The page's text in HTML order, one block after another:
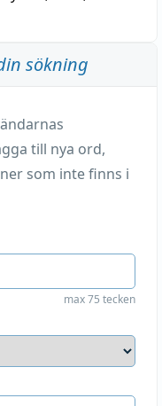
sökning
till nya ord,
som inte finns i
max 75 tecken